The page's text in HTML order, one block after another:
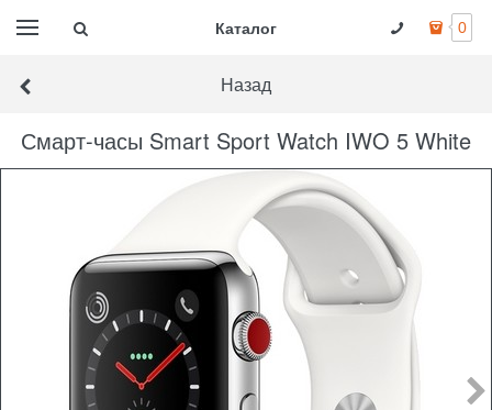
Каталог 0
Назад
Смарт-часы Smart Sport Watch IWO 5 White